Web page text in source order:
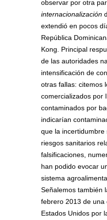
observar por otra
internacionalización
extendió en pocos
República
Kong. Principal
de las autoridades
intensificación de
otras fallas: citemos
comercializados por
contaminados por
indicarían
que la
riesgos sanitarios
falsificaciones,
han podido evocar
sistema
Señalemos también
febrero 2013 de una
Estados Unidos por